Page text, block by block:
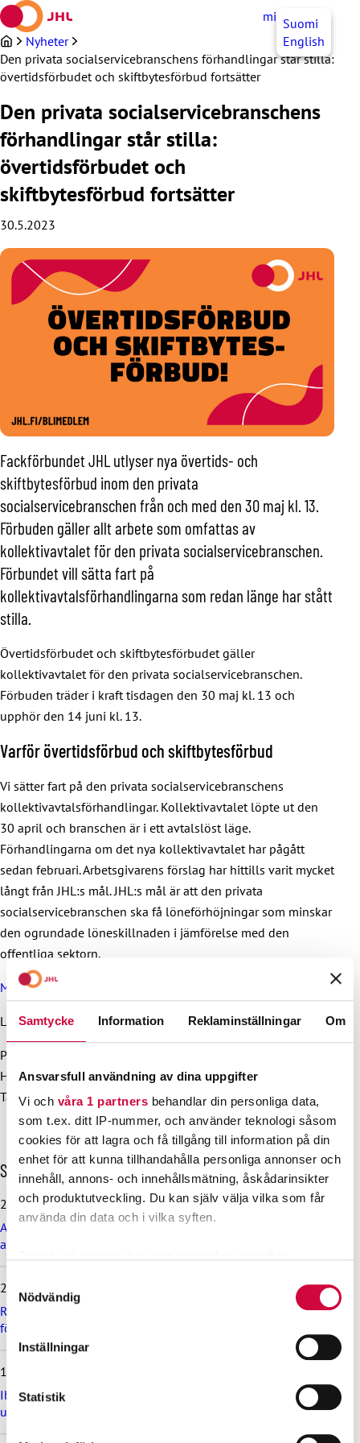
Samtycke Information Reklaminställningar Om
Ansvarsfull användning av dina uppgifter
Vi och våra 1 partners behandlar din personliga data,
som t.ex. ditt IP-nummer, och använder teknologi såsom
cookies för att lagra och få tillgång till information på din
enhet för att kunna tillhandahålla personliga annonser och
innehåll, annons- och innehållsmätning, åskådarinsikter
och produktutveckling. Du kan själv välja vilka som får
använda din data och i vilka syften.
Du kan ändra eller dra tillbaka ditt samtycke när som
Vi använder enhetsidentifierare för att anpassa innehållet
för sociala medier och analysera vår trafik. Vi
vidarebefordrar även sådana identifierare och annan
Nödvändig
Inställningar
Statistik
Hoppa
till
innehållet
mittJHL SV
Suomi
English
Nyheter
Den privata socialservicebranschens förhandlingar står stilla:
övertidsförbudet och skiftbytesförbud fortsätter
Den privata socialservicebranschens
förhandlingar står stilla:
övertidsförbudet och
skiftbytesförbud fortsätter
30.5.2023
Fackförbundet JHL utlyser nya övertids- och
skiftbytesförbud inom den privata
socialservicebranschen från och med den 30 maj kl. 13.
Förbuden gäller allt arbete som omfattas av
kollektivavtalet för den privata socialservicebranschen.
Förbundet vill sätta fart på
kollektivavtalsförhandlingarna som redan länge har stått
stilla.
Övertidsförbudet och skiftbytesförbudet gäller
kollektivavtalet för den privata socialservicebranschen.
Förbuden träder i kraft tisdagen den 30 maj kl. 13 och
upphör den 14 juni kl. 13.
Varför övertidsförbud och skiftbytesförbud
Vi sätter fart på den privata socialservicebranschens
kollektivavtalsförhandlingar. Kollektivavtalet löpte ut den
30 april och branschen är i ett avtalslöst läge.
Förhandlingarna om det nya kollektivavtalet har pågått
sedan februari. Arbetsgivarens förslag har hittills varit mycket
långt från JHL:s mål. JHL:s mål är att den privata
socialservicebranschen ska få löneförhöjningar som minskar
den ogrundade löneskillnaden i jämförelse med den
offentliga sektorn.
Mer information om stridsåtgärder som JHL utlyst
Lisätietoja:
Päivi Niemi-Laine, ordförande, 040 702 4772
Hanna Katajamäki, avtalsexpert, 050 513 7701
Tanja Tuunainen-Vainio, avtalsexpert, 050 463 2243
H
o
p
p
a
ö
r
d
e
n
a
s
Senaste nyheterna
29.6.2026
Arbetsdomstolen dömde Helsingfors stad till böter på grund
av brott mot kollektivavtal
24.6.2026
Rekommendation till kommuner, välfärdsområden och KT:s
företag om lönebetalning och beredskap under drönarhot
12.6.2026
Ibruktagningen av nivålönesystemet i VÄLKA bilaga 7 skjuts
upp